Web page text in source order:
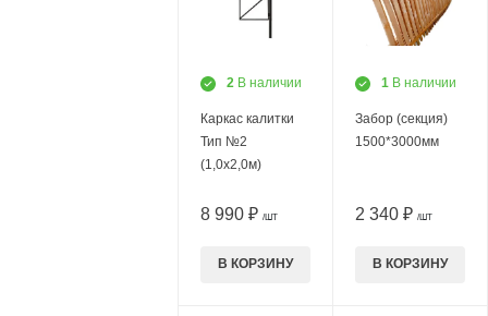
2 В наличии
Каркас калитки
Тип №2
(1,0х2,0м)
8 990 ₽ /ШТ
В КОРЗИНУ
1 В наличии
Забор (секция)
1500*3000мм
2 340 ₽ /ШТ
В КОРЗИНУ